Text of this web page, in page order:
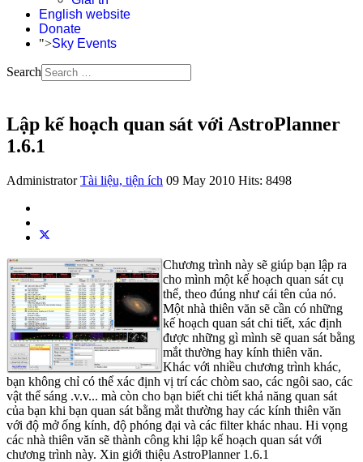
English website
Donate
">Sky Events
Search
Lập kế hoạch quan sát với AstroPlanner
1.6.1
Administrator Tài liệu, tiện ích 09 May 2010 Hits: 8498
Chương trình này sẽ giúp bạn lập ra
cho mình một kế hoạch quan sát cụ
thể, theo đúng như cái tên của nó.
Một nhà thiên văn sẽ cần có những
kế hoạch quan sát chi tiết, xác định
được những gì mình sẽ quan sát bằng
mắt thường hay kính thiên văn.
Khác với nhiều chương trình khác,
bạn không chỉ có thể xác định vị trí các chòm sao, các ngôi sao, các
vật thể sáng .v.v... mà còn cho bạn biết chi tiết khả năng quan sát
của bạn khi bạn quan sát bằng mắt thường hay các kính thiên văn
với độ mở ống kính, độ phóng đại và các filter khác nhau. Hi vọng
các nhà thiên văn sẽ thành công khi lập kế hoạch quan sát với
chương trình này. Xin giới thiệu AstroPlanner 1.6.1